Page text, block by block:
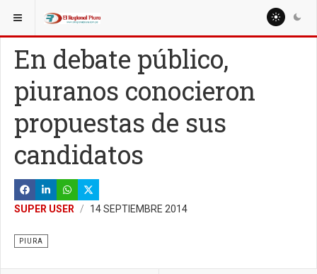
ESTÁ AQUÍ: REGIÓN PIURA
En debate público,
piuranos conocieron
propuestas de sus
candidatos
SUPER USER 14 SEPTIEMBRE 2014
PIURA